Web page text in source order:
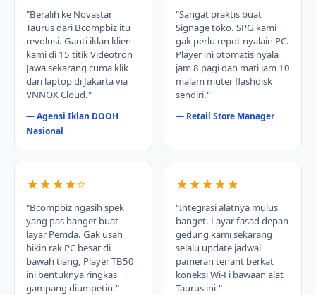
"Beralih ke Novastar
Taurus dari Bcompbiz itu
revolusi. Ganti iklan klien
kami di 15 titik Videotron
Jawa sekarang cuma klik
dari laptop di Jakarta via
VNNOX Cloud."
— Agensi Iklan DOOH
Nasional
"Sangat praktis buat
Signage toko. SPG kami
gak perlu repot nyalain PC.
Player ini otomatis nyala
jam 8 pagi dan mati jam 10
malam muter flashdisk
sendiri."
— Retail Store Manager
★★★★⭐
"Bcompbiz ngasih spek
yang pas banget buat
layar Pemda. Gak usah
bikin rak PC besar di
bawah tiang, Player TB50
ini bentuknya ringkas
gampang diumpetin."
★★★★★
"Integrasi alatnya mulus
banget. Layar fasad depan
gedung kami sekarang
selalu update jadwal
pameran tenant berkat
koneksi Wi-Fi bawaan alat
Taurus ini."